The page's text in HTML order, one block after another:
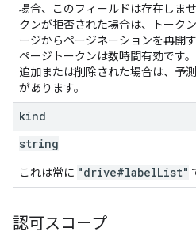
場合、このフィールドは存在しま
クンが拒否された場合は、トーク
ージからページネーションを再開
ページトークンは数時間有効です
追加または削除された場合は、予
があります。
kind
string
これは常に "drive#labelList"
認可スコープ